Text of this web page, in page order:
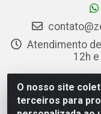
O nosso site
terceiros para
Atendimento
12h